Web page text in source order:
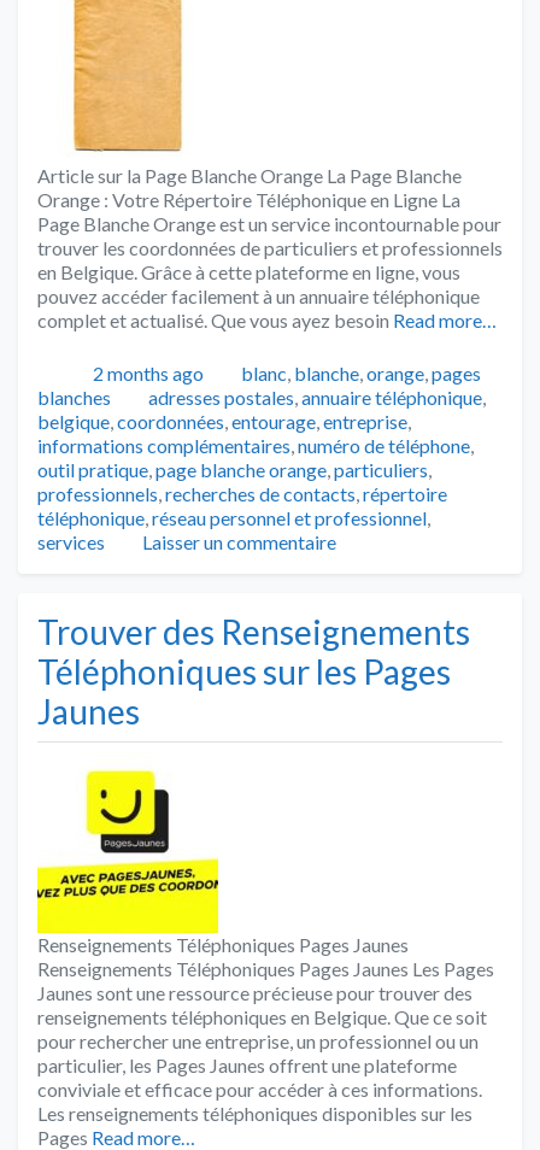
Article sur la Page Blanche Orange La Page Blanche
Orange : Votre Répertoire Téléphonique en Ligne La
Page Blanche Orange est un service incontournable pour
trouver les coordonnées de particuliers et professionnels
en Belgique. Grâce à cette plateforme en ligne, vous
pouvez accéder facilement à un annuaire téléphonique
complet et actualisé. Que vous ayez besoin Read more…
Publié2 months ago Catégories
blanc, blanche,orange,pages
blanches
Tags
adresses postales,annuaire téléphonique,
belgique,coordonnées,entourage,entreprise,
informations complémentaires,numéro de téléphone,
outil pratique,page blanche orange,particuliers,
professionnels,recherches de contacts,répertoire
téléphonique,réseau personnel et professionnel,
services
Laisser un commentaire
Trouver des Renseignements
Téléphoniques sur les Pages
Jaunes
Renseignements Téléphoniques Pages Jaunes
Renseignements Téléphoniques Pages Jaunes Les Pages
Jaunes sont une ressource précieuse pour trouver des
renseignements téléphoniques en Belgique. Que ce soit
pour rechercher une entreprise, un professionnel ou un
particulier, les Pages Jaunes offrent une plateforme
conviviale et efficace pour accéder à ces informations.
Les renseignements téléphoniques disponibles sur les
Pages Read more…